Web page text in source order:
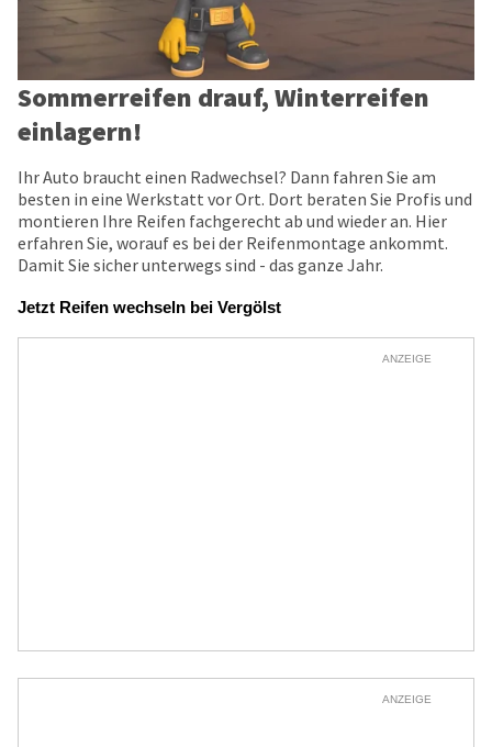
Sommerreifen drauf, Winterreifen
einlagern!
Ihr Auto braucht einen Radwechsel? Dann fahren Sie am
besten in eine Werkstatt vor Ort. Dort beraten Sie Profis und
montieren Ihre Reifen fachgerecht ab und wieder an. Hier
erfahren Sie, worauf es bei der Reifenmontage ankommt.
Damit Sie sicher unterwegs sind - das ganze Jahr.
Jetzt Reifen wechseln bei Vergölst
ANZEIGE
ANZEIGE